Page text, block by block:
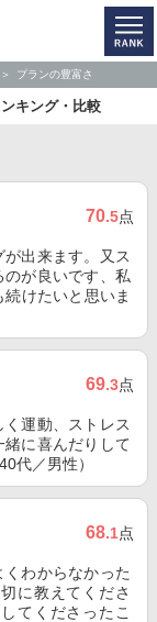
プランの豊富さ
キング・比較
70.5点
出来ます。又ス
が良いです、私
けたいと思いま
69.3点
運動、ストレス
に喜んだりして
代／男性）
68.1点
わからなかった
に教えてくださ
てくださったこ